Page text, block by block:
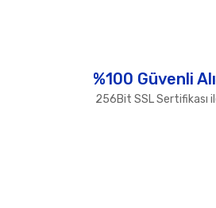
Ürün fiyatı diğer sitelerden daha
%100 Güvenli
256Bit SSL Sertifikası